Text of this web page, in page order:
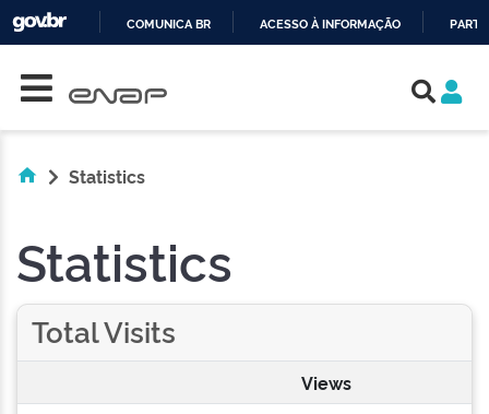
COMUNICA BR ACESSO À INFORMAÇÃO
Statistics
Statistics
Total Visits
Views